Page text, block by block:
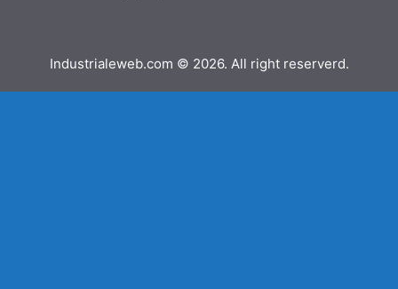
Industrialeweb.com © 2026. All right reserverd.